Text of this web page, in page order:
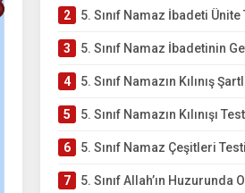
2 5. Sınıf Namaz İbadeti Ünite
3 5. Sınıf Namaz İbadetinin Getirdiği
4 5. Sınıf Namazın Kılınış
5 5. Sınıf Namazın Kılınışı
6 5. Sınıf Namaz Çeşitleri Testi
7 5. Sınıf Allah’ın Huzurunda Olmak –